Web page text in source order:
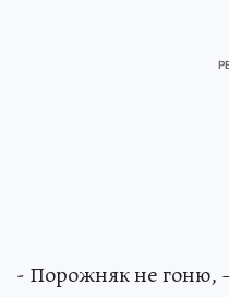
- Порожняк не гоню,